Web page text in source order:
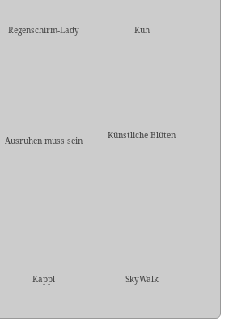
Regenschirm-Lady Kuh
Ausruhen muss sein Künstliche Blüten
Kappl
SkyWalk